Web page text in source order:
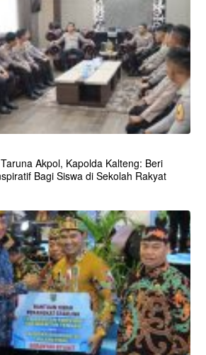
Akpol, Kapolda Kalteng: Beri
Bagi Siswa di Sekolah Rakyat